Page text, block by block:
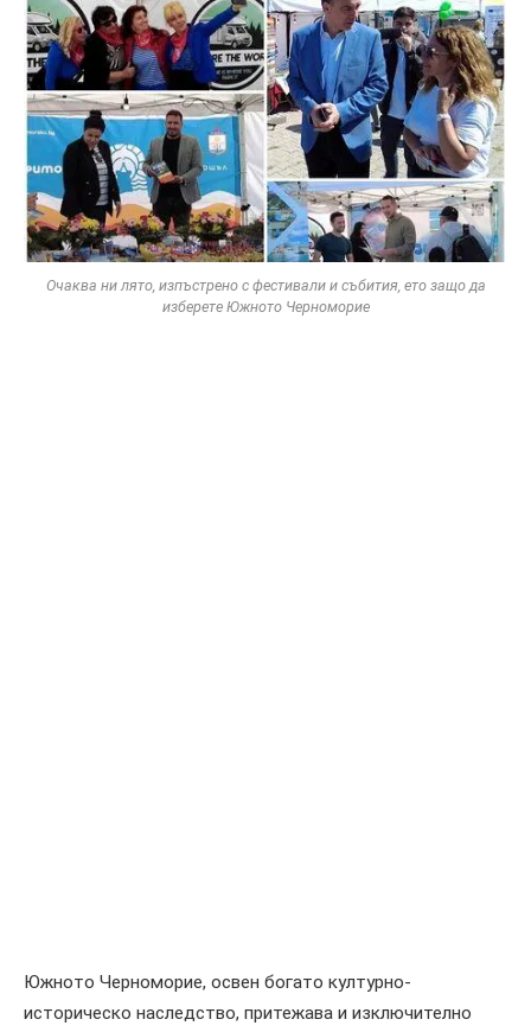
Очаква ни лято, изпъстрено с фестивали и събития, ето защо да
изберете Южното Черноморие
Южното Черноморие, освен богато културно-
историческо наследство, притежава и изключително